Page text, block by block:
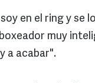
en el ring y se
muy
a acabar".